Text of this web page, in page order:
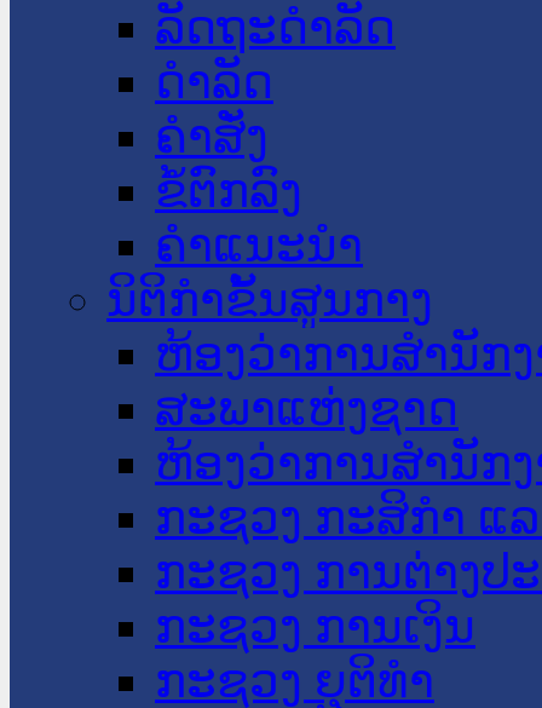
ລັດຖະດໍາລັດ
ດໍາລັດ
ຄໍາສັ່ງ
ຂໍ້ຕົກລົງ
ຄໍາແນະນໍາ
ນິຕິກໍາຂັ້ນສູນກາງ
ຫ້ອງວ່າການສໍານັກ
ສະພາແຫ່ງຊາດ
ຫ້ອງວ່າການສຳນັກ
ກະຊວງ ກະສິກຳ ແ
ກະຊວງ ການຕ່າງປ
ກະຊວງ ການເງິນ
ກະຊວງ ຍຸຕິທໍາ